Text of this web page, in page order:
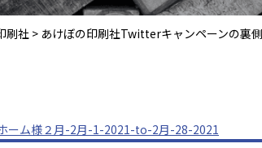
刷社 > あけぼの印刷社Twitterキャンペーンの裏
ーム様２月-2月-1-2021-to-2月-28-2021